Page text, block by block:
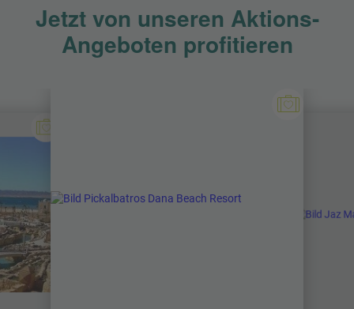
einem praktischen All-Inclusive-Paket buchen. Darin
enthalten sind neben Speisen und Getränken oft auch
Wellness -, Sport- und Unterhaltungsprogramme, die den
Jetzt von unseren Aktions-
Angeboten profitieren